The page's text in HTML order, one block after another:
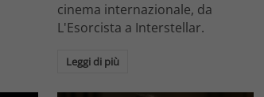
cinema internazionale, da
L'Esorcista a Interstellar.
Leggi di più